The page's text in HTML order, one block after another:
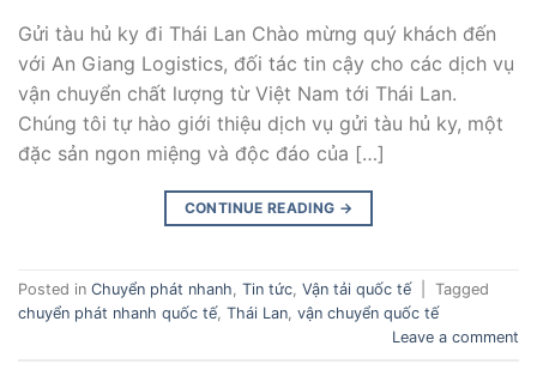
Gửi tàu hủ ky đi Thái Lan Chào mừng quý khách đến
với An Giang Logistics, đối tác tin cậy cho các dịch vụ
vận chuyển chất lượng từ Việt Nam tới Thái Lan.
Chúng tôi tự hào giới thiệu dịch vụ gửi tàu hủ ky, một
đặc sản ngon miệng và độc đáo của […]
CONTINUE READING →
Posted in Chuyển phát nhanh, Tin tức, Vận tải quốc tế
Tagged
chuyển phát nhanh quốc tế, Thái Lan, vận chuyển quốc tế
Leave a comment